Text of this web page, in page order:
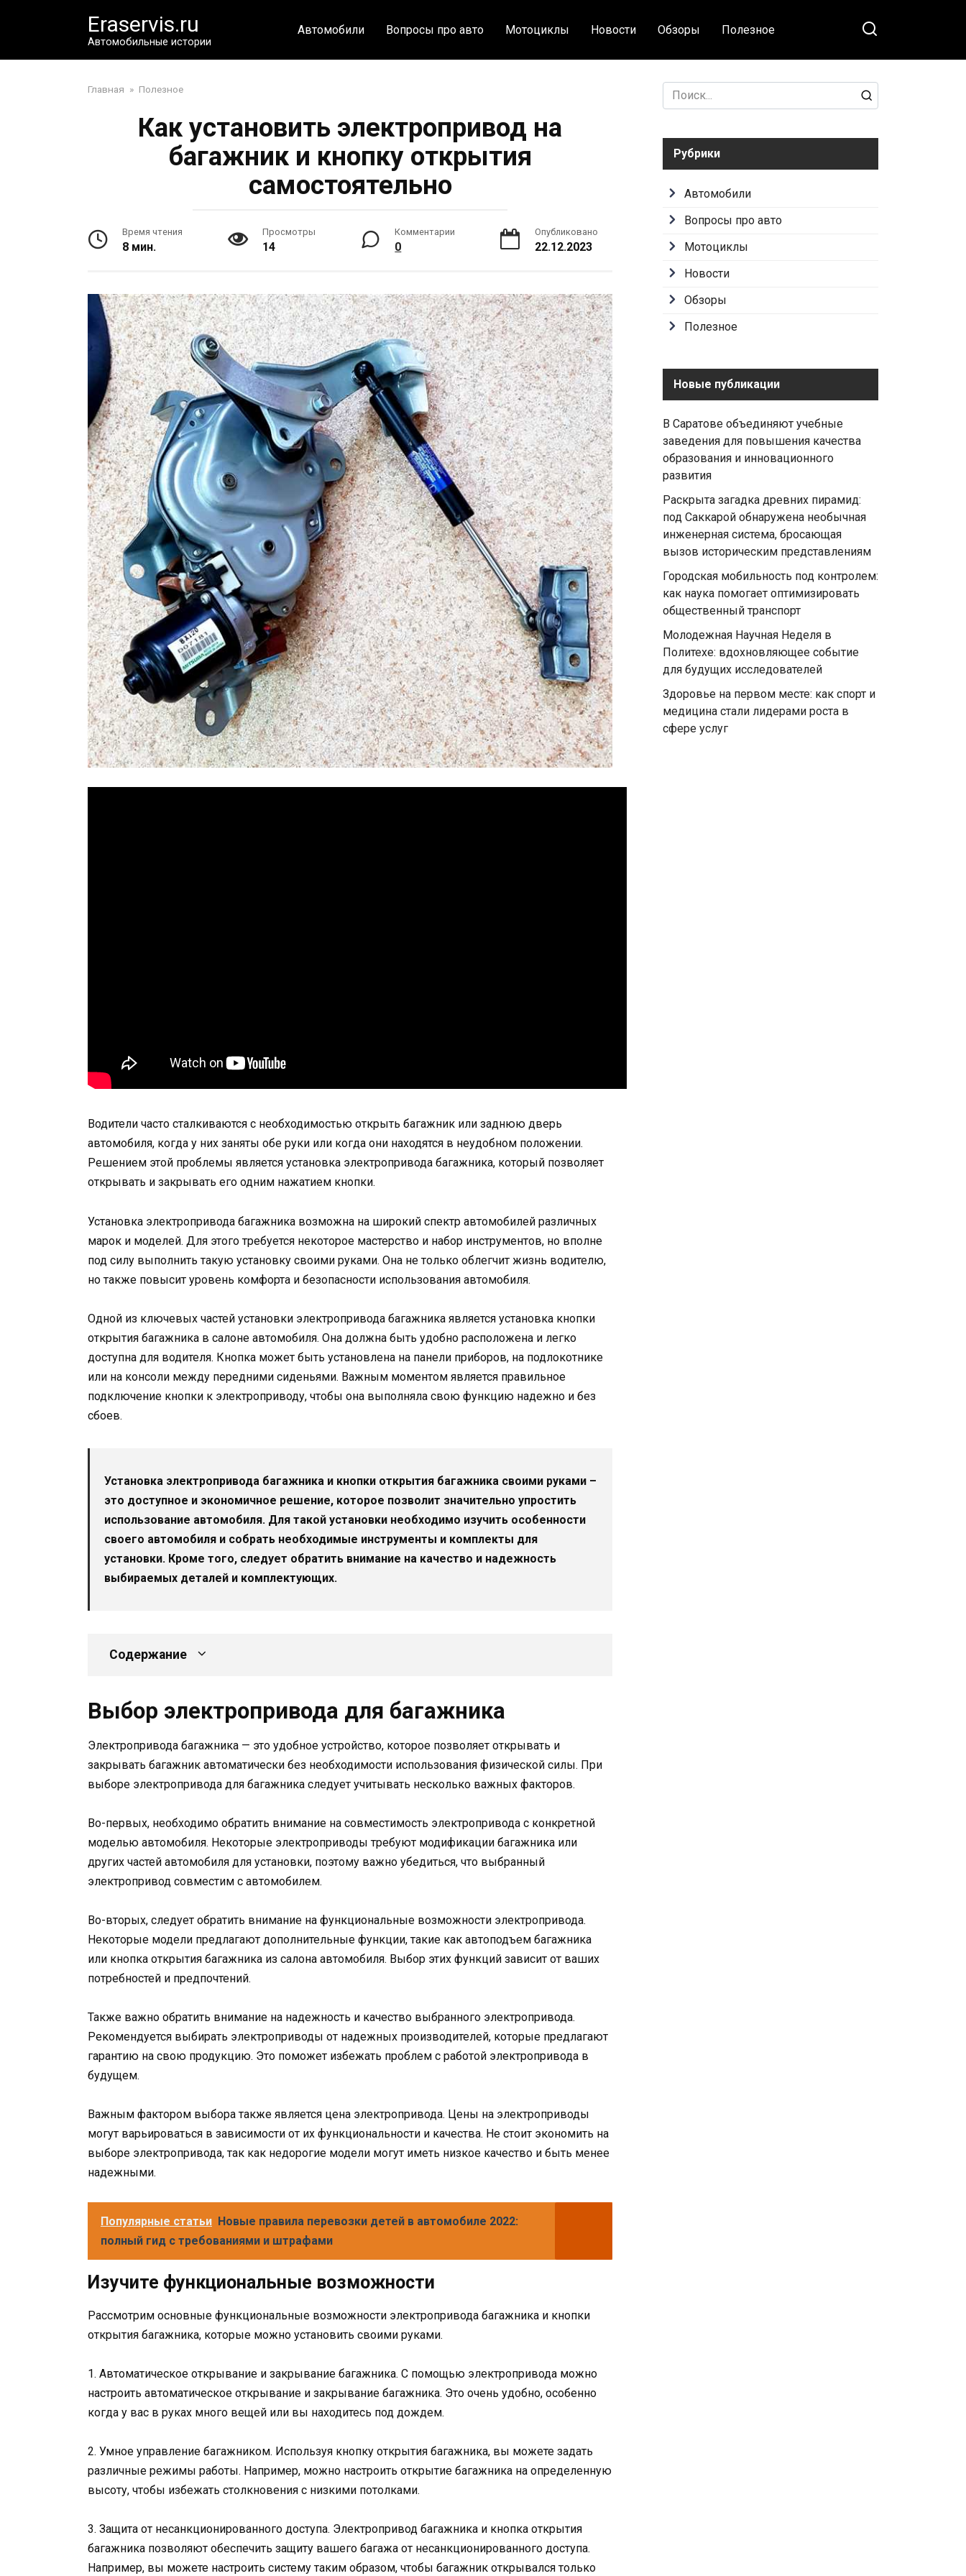
Eraservis.ru
Автомобильные истории
Автомобили Вопросы про авто Мотоциклы Новости Обзоры Полезное
Главная » Полезное
Как установить электропривод на
багажник и кнопку открытия
самостоятельно
Время чтения
8 мин.
Просмотры
14
Комментарии
0
Опубликовано
22.12.2023
Водители часто сталкиваются с необходимостью открыть багажник или заднюю дверь
автомобиля, когда у них заняты обе руки или когда они находятся в неудобном положении.
Решением этой проблемы является установка электропривода багажника, который позволяет
открывать и закрывать его одним нажатием кнопки.
Установка электропривода багажника возможна на широкий спектр автомобилей различных
марок и моделей. Для этого требуется некоторое мастерство и набор инструментов, но вполне
под силу выполнить такую установку своими руками. Она не только облегчит жизнь водителю,
но также повысит уровень комфорта и безопасности использования автомобиля.
Одной из ключевых частей установки электропривода багажника является установка кнопки
открытия багажника в салоне автомобиля. Она должна быть удобно расположена и легко
доступна для водителя. Кнопка может быть установлена на панели приборов, на подлокотнике
или на консоли между передними сиденьями. Важным моментом является правильное
подключение кнопки к электроприводу, чтобы она выполняла свою функцию надежно и без
сбоев.
Установка электропривода багажника и кнопки открытия багажника своими руками –
это доступное и экономичное решение, которое позволит значительно упростить
использование автомобиля. Для такой установки необходимо изучить особенности
своего автомобиля и собрать необходимые инструменты и комплекты для
установки. Кроме того, следует обратить внимание на качество и надежность
выбираемых деталей и комплектующих.
Содержание
Выбор электропривода для багажника
Электропривода багажника — это удобное устройство, которое позволяет открывать и
закрывать багажник автоматически без необходимости использования физической силы. При
выборе электропривода для багажника следует учитывать несколько важных факторов.
Во-первых, необходимо обратить внимание на совместимость электропривода с конкретной
моделью автомобиля. Некоторые электроприводы требуют модификации багажника или
других частей автомобиля для установки, поэтому важно убедиться, что выбранный
электропривод совместим с автомобилем.
Во-вторых, следует обратить внимание на функциональные возможности электропривода.
Некоторые модели предлагают дополнительные функции, такие как автоподъем багажника
или кнопка открытия багажника из салона автомобиля. Выбор этих функций зависит от ваших
потребностей и предпочтений.
Также важно обратить внимание на надежность и качество выбранного электропривода.
Рекомендуется выбирать электроприводы от надежных производителей, которые предлагают
гарантию на свою продукцию. Это поможет избежать проблем с работой электропривода в
будущем.
Важным фактором выбора также является цена электропривода. Цены на электроприводы
могут варьироваться в зависимости от их функциональности и качества. Не стоит экономить на
выборе электропривода, так как недорогие модели могут иметь низкое качество и быть менее
надежными.
Популярные статьи Новые правила перевозки детей в автомобиле 2022:
полный гид с требованиями и штрафами
Изучите функциональные возможности
Рассмотрим основные функциональные возможности электропривода багажника и кнопки
открытия багажника, которые можно установить своими руками.
1. Автоматическое открывание и закрывание багажника. С помощью электропривода можно
настроить автоматическое открывание и закрывание багажника. Это очень удобно, особенно
когда у вас в руках много вещей или вы находитесь под дождем.
2. Умное управление багажником. Используя кнопку открытия багажника, вы можете задать
различные режимы работы. Например, можно настроить открытие багажника на определенную
высоту, чтобы избежать столкновения с низкими потолками.
3. Защита от несанкционированного доступа. Электропривод багажника и кнопка открытия
багажника позволяют обеспечить защиту вашего багажа от несанкционированного доступа.
Например, вы можете настроить систему таким образом, чтобы багажник открывался только
Search
for:
Рубрики
Автомобили
Вопросы про авто
Мотоциклы
Новости
Обзоры
Полезное
Новые публикации
В Саратове объединяют учебные
заведения для повышения качества
образования и инновационного
развития
Раскрыта загадка древних пирамид:
под Саккарой обнаружена необычная
инженерная система, бросающая
вызов историческим представлениям
Городская мобильность под контролем:
как наука помогает оптимизировать
общественный транспорт
Молодежная Научная Неделя в
Политехе: вдохновляющее событие
для будущих исследователей
Здоровье на первом месте: как спорт и
медицина стали лидерами роста в
сфере услуг